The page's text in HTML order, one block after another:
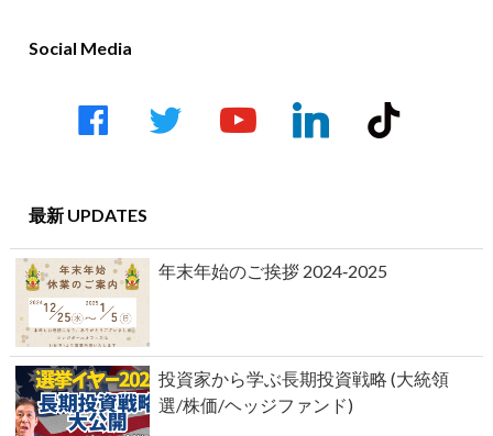
Social Media
facebook twitter
youtube-
play
linkedin tiktok
最新 UPDATES
年末年始のご挨拶 2024‐2025
投資家から学ぶ長期投資戦略 (大統領
選/株価/ヘッジファンド)